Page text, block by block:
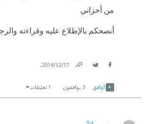
من أحزاني
أنصحكم بالإطلاع عليه وقراءته
17‏/12‏/2014
.
أوافق 3 يوافقون 1 تعليقات